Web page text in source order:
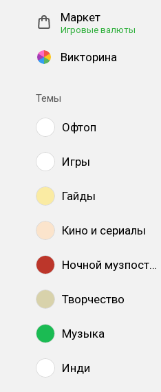
Маркет
Игровые валюты
Викторина
Темы
Офтоп
Игры
Гайды
Кино и сериалы
Ночной музпостинг
Творчество
Музыка
Инди